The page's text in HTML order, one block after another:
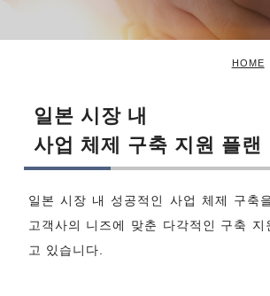
HOME
일본 시장 내
사업 체제 구축 지원 플랜
일본 시장 내 성공적인 사업 체제 구축
고객사의 니즈에 맞춘 다각적인 구축 지
고 있습니다.